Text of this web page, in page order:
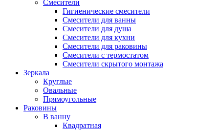
Смесители
Гигиенические смесители
Смесители для ванны
Смесители для душа
Смесители для кухни
Смесители для раковины
Смесители с термостатом
Смесители скрытого монтажа
Зеркала
Круглые
Овальные
Прямоугольные
Раковины
В ванну
Квадратная